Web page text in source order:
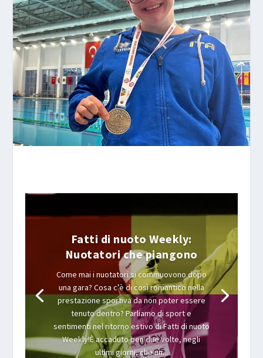
Fatti di nuoto Weekly:
Nuotatori che piangono
Come mai i nuotatori si commuovono dopo
una gara? Cosa c’è di così romantico nella
prestazione sportiva da non poter essere
tenuto dentro? Parliamo di sport e
sentimenti nel ritorno estivo di Fatti di nuoto
Weekly!È accaduto ben due volte, negli
ultimi giorni, che un...